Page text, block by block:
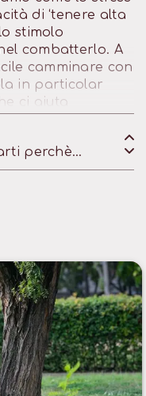
di ‘tenere alta
stimolo
combatterlo. A
camminare con
in particolar
ci aiuta
eretta.
perchè
e